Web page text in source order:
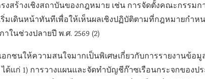
งสร้างเชิงสถาบันของกฎหมาย เช่น การจัดตั้งคณะกรรมก
มเดินหน้าทันทีเพื่อให้เห็นผลเชิงปฏิบัติตามที่กฎหมายกำห
ในช่วงปลายปี พ.ศ. 2569 (2)
อกชนให้ความสนใจมากเป็นพิเศษเกี่ยวกับการรายงานข้อ
ด้แก่ 1) การวางแผนและจัดทำบัญชีก๊าซเรือนกระจกของป